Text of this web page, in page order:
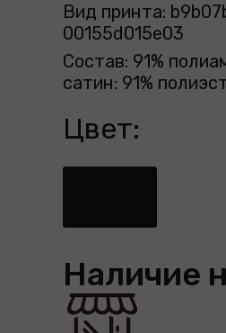
Вид принта:
00155d015e03
Состав: 91%
сатин: 91%
Цвет:
Наличие